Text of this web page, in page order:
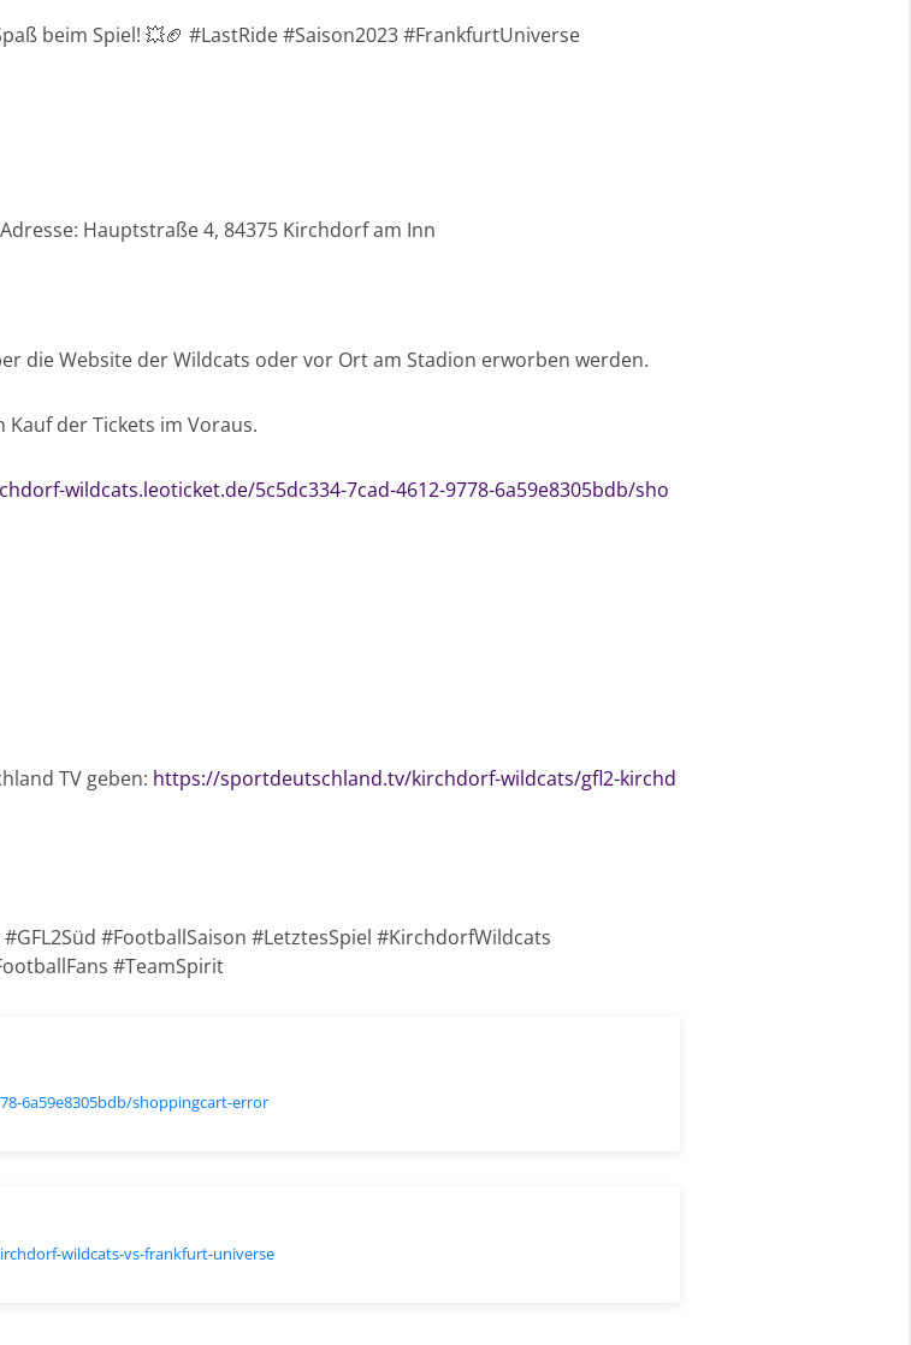
beim Spiel! 💥🏈 #LastRide #Saison2023 #FrankfurtUniverse
Hauptstraße 4, 84375 Kirchdorf am Inn
die Website der Wildcats oder vor Ort am Stadion erworben werden.
der Tickets im Voraus.
wildcats.leoticket.de/5c5dc334-7cad-4612-9778-6a59e8305bdb/sho
TV geben: https://sportdeutschland.tv/kirchdorf-wildcats/gfl2-kirchd
#FootballSaison #LetztesSpiel #KirchdorfWildcats
#TeamSpirit
6a59e8305bdb/shoppingcart-error
wildcats-vs-frankfurt-universe